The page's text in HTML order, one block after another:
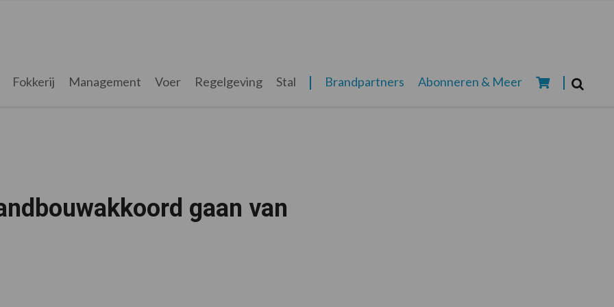
Fokkerij Management Voer Regelgeving Stal Brandpartners Abonneren & Meer
gaan van